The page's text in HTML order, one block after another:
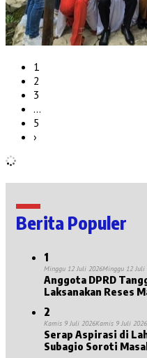
1
2
3
…
5
›
Berita Populer
1
Minggu 12 Juli 2026Minggu 12 Juli
Anggota DPRD Tanggamus Fraksi PKB Nuzul Irsan
2
Kamis 9 Juli 2026Kamis 9 Juli 2026
Serap Aspirasi di
Subagio Soroti